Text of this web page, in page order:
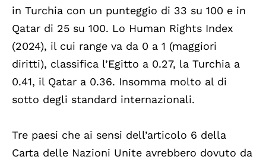
in Turchia con un punteggio di 33 su 100 e in
Qatar di 25 su 100. Lo Human Rights Index
(2024), il cui range va da 0 a 1 (maggiori
diritti), classifica l’Egitto a 0.27, la Turchia a
0.41, il Qatar a 0.36. Insomma molto al di
sotto degli standard internazionali.
Tre paesi che ai sensi dell’articolo 6 della
Carta delle Nazioni Unite avrebbero dovuto da